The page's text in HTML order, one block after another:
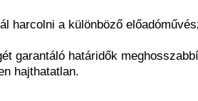
harcolni a különböző
garantáló határidők
hajthatatlan.